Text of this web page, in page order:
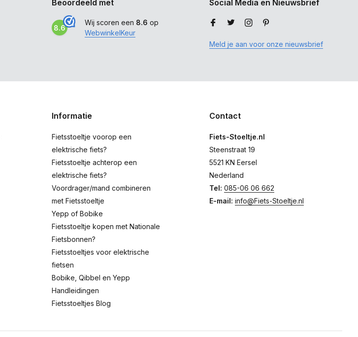
Beoordeeld met
8.6
Wij scoren een 8.6 op
WebwinkelKeur
Social Media en Nieuwsbrief
Meld je aan voor onze nieuwsbrief
Informatie
Fietsstoeltje voorop een
elektrische fiets?
Fietsstoeltje achterop een
elektrische fiets?
Voordrager/mand combineren
met Fietsstoeltje
Yepp of Bobike
Fietsstoeltje kopen met Nationale
Fietsbonnen?
Fietsstoeltjes voor elektrische
fietsen
Bobike, Qibbel en Yepp
Handleidingen
Fietsstoeltjes Blog
Contact
Fiets-Stoeltje.nl
Steenstraat 19
5521 KN Eersel
Nederland
Tel: 085-06 06 662
E-mail: info@Fiets-Stoeltje.nl